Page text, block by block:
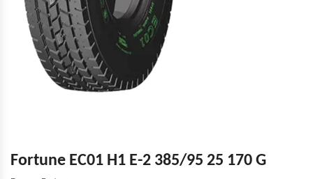
Fortune EC01 H1 E-2 385/95 25 170 G